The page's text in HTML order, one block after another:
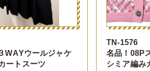
WAYウールジャケ
ートスーツ
TN-1576
名品！08P
シミア編み